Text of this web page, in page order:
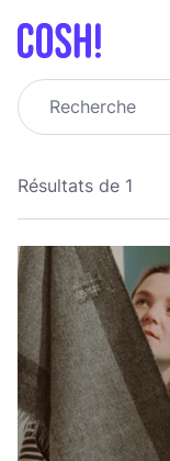
Recherche
Résultats de 1